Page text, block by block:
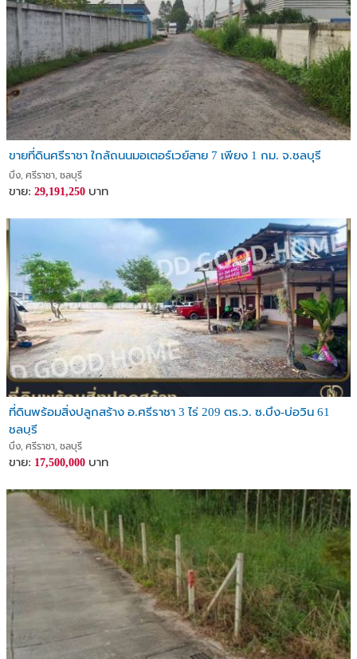
ขายที่ดินศรีราชา ใกล้ถนนมอเตอร์เวย์สาย 7 เพียง 1 กม. จ.ชลบุรี
บึง, ศรีราชา, ชลบุรี
ขาย: 29,191,250 บาท
ที่ดินพร้อมสิ่งปลูกสร้าง อ.ศรีราชา 3 ไร่ 209 ตร.ว. ซ.บึง-บ่อวิน 61
ชลบุรี
บึง, ศรีราชา, ชลบุรี
ขาย: 17,500,000 บาท